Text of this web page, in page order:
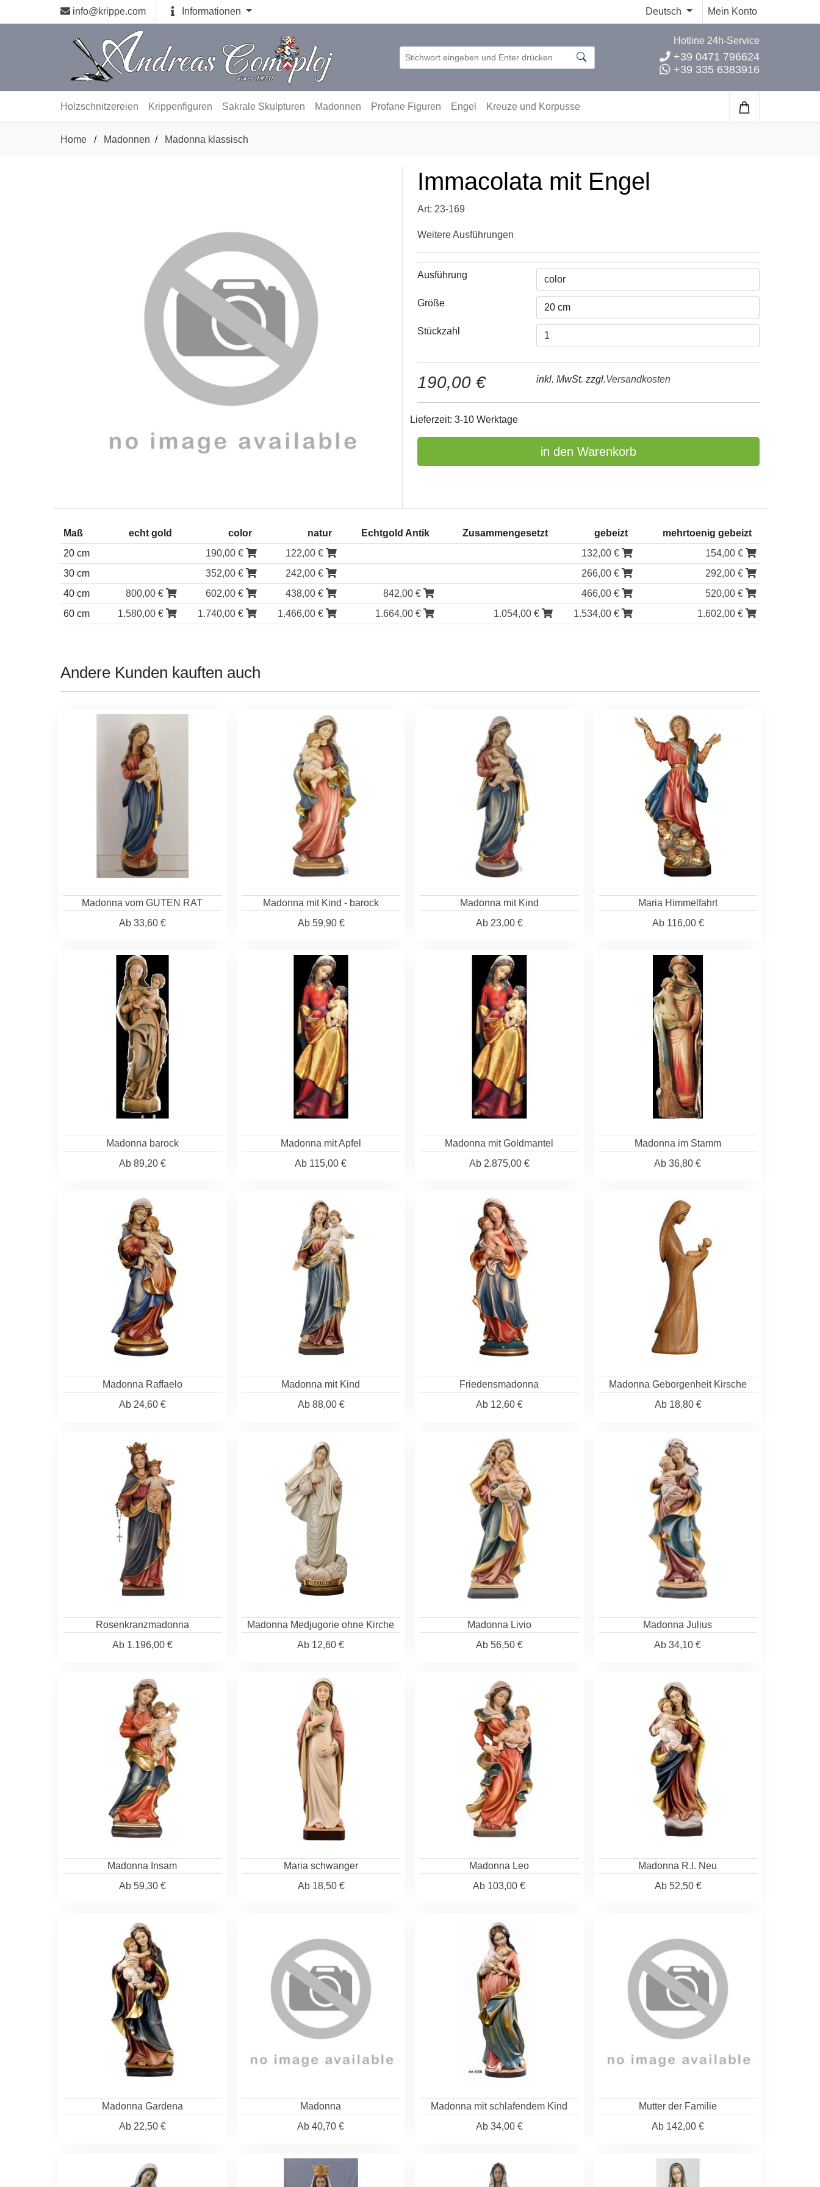
info@krippe.com Informationen Deutsch Mein Konto
Hotline 24h-Service
+39 0471 796624
+39 335 6383916
Holzschnitzereien Krippenfiguren Sakrale Skulpturen Madonnen Profane Figuren Engel Kreuze und Korpusse
Home / Madonnen / Madonna klassisch
Immacolata mit Engel
Art: 23-169
Weitere Ausführungen
Ausführung
Größe
Stückzahl
190,00 € inkl. MwSt. zzgl.Versandkosten
Lieferzeit: 3-10 Werktage
in den Warenkorb
Maß echt gold color natur Echtgold Antik Zusammengesetzt gebeizt
mehrtoenig gebeizt
20 cm
190,00 € 122,00 € 132,00 €
154,00 €
30 cm
352,00 € 242,00 € 266,00 €
292,00 €
40 cm
800,00 € 602,00 € 438,00 € 842,00 € 466,00 €
520,00 €
60 cm
1.580,00 € 1.740,00 € 1.466,00 € 1.664,00 € 1.054,00 € 1.534,00 € 1.602,00 €
Andere Kunden kauften auch
Madonna vom GUTEN RAT
Ab33,60 €
Madonna mit Kind - barock
Ab59,90 €
Madonna mit Kind
Ab23,00 €
Maria Himmelfahrt
Ab116,00 €
Madonna barock
Ab89,20 €
Madonna mit Apfel
Ab 115,00 €
Madonna mit Goldmantel
Ab2.875,00 €
Madonna im Stamm
Ab 36,80 €
Madonna Raffaelo
Ab24,60 €
Madonna mit Kind
Ab88,00 €
Friedensmadonna
Ab12,60 €
Madonna Geborgenheit Kirsche
Ab18,80 €
Rosenkranzmadonna
Ab1.196,00 €
Madonna Medjugorie ohne Kirche
Ab 12,60 €
Madonna Livio
Ab56,50 €
Madonna Julius
Ab 34,10 €
Madonna Insam
Ab59,30 €
Maria schwanger
Ab18,50 €
Madonna Leo
Ab 103,00 €
Madonna R.I. Neu
Ab52,50 €
Madonna Gardena
Ab22,50 €
Madonna
Ab 40,70 €
Madonna mit schlafendem Kind
Ab34,00 €
Mutter der Familie
Ab142,00 €